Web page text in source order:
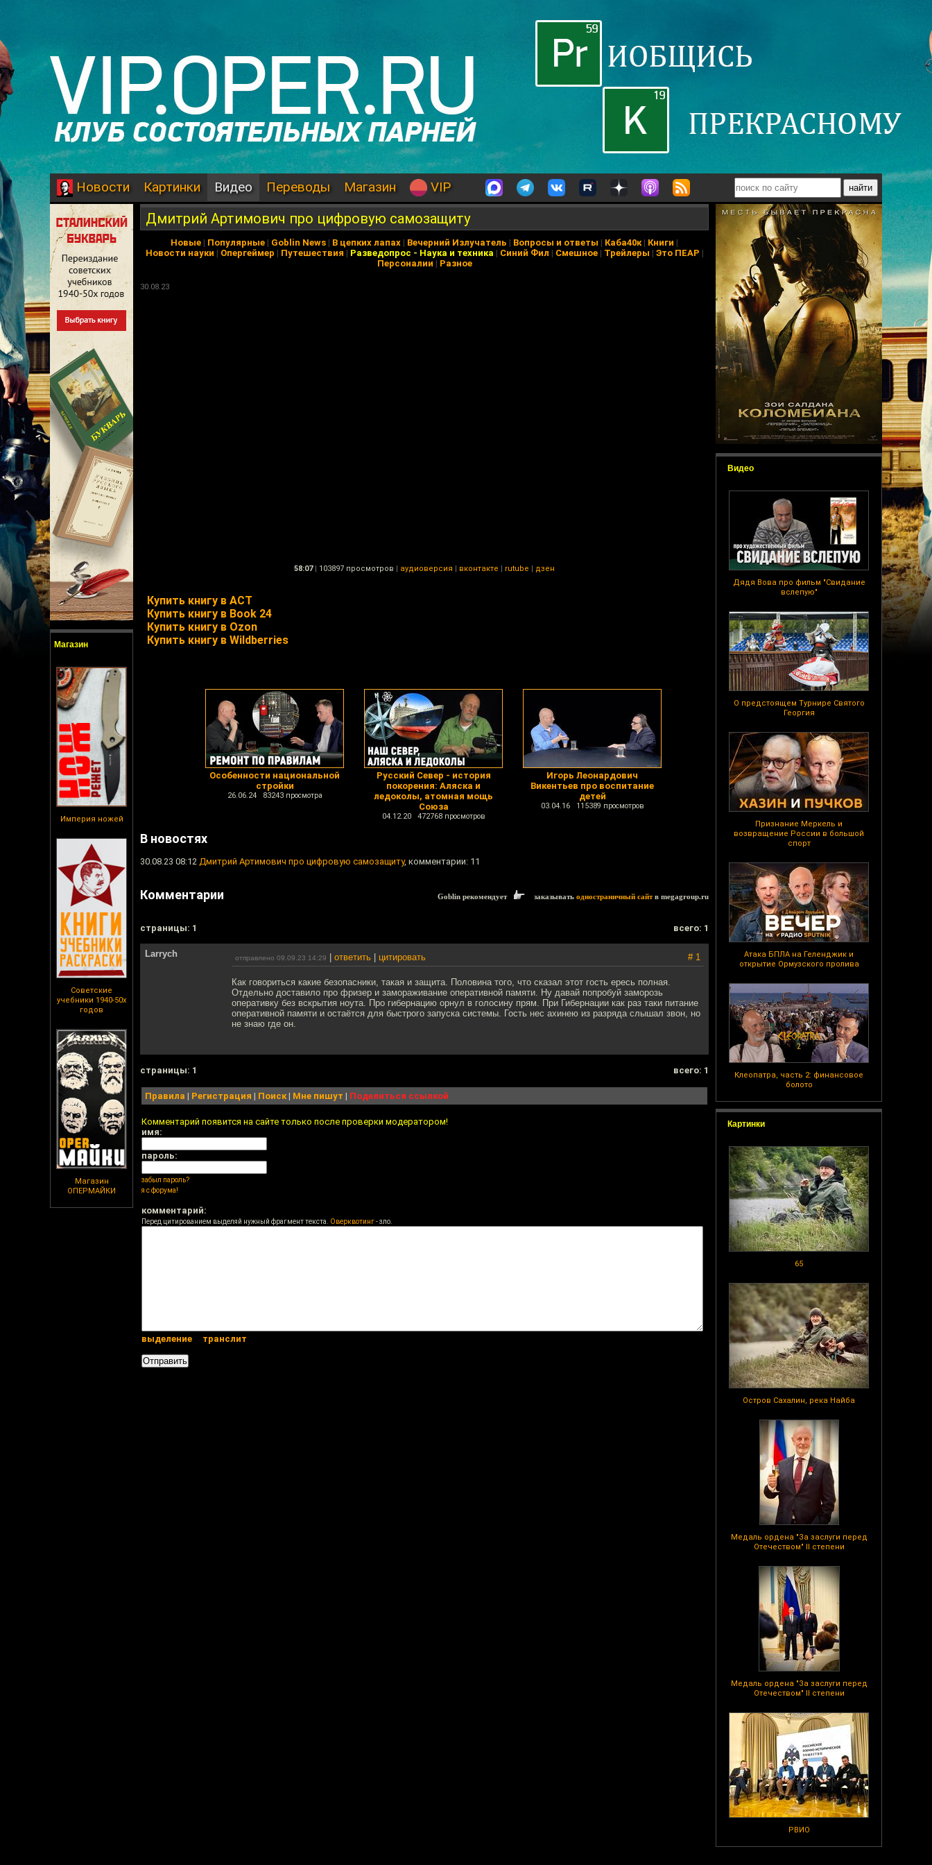
Новости Картинки Видео Переводы Магазин VIP
Магазин
Империя ножей
Советские
учебники 1940-50х
годов
Магазин
ОПЕРМАЙКИ
Видео
Дядя Вова про фильм "Свидание
вслепую"
О предстоящем Турнире Святого
Георгия
Признание Меркель и
возвращение России в большой
спорт
Атака БПЛА на Геленджик и
открытие Ормузского пролива
Клеопатра, часть 2: финансовое
болото
Картинки
65
Остров Сахалин, река Найба
Медаль ордена "За заслуги перед
Отечеством" II степени
Медаль ордена "За заслуги перед
Отечеством" II степени
РВИО
Дмитрий Артимович про цифровую самозащиту
Новые | Популярные | Goblin News | В цепких лапах | Вечерний Излучатель | Вопросы и ответы | Каба40к| Книги |
Новости науки | Опергеймер | Путешествия | Разведопрос - Наука и техника | Синий Фил | Смешное| Трейлеры | Это ПЕАР |
Персоналии | Разное
30.08.23
58:07 | 103897 просмотров | аудиоверсия | вконтакте | rutube | дзен
Купить книгу в АСТ
Купить книгу в Book 24
Купить книгу в Ozon
Купить книгу в Wildberries
Особенности национальной
стройки
26.06.24 83243 просмотра
Русский Cевер - история
покорения: Аляска и
ледоколы, атомная мощь
Союза
04.12.20 472768 просмотров
Игорь Леонардович
Викентьев про воспитание
детей
03.04.16 115389 просмотров
В новостях
30.08.23 08:12 Дмитрий Артимович про цифровую самозащиту, комментарии: 11
Комментарии Goblin рекомендует заказывать одностраничный сайтв megagroup.ru
cтраницы: 1 всего: 1
Larrych отправлено 09.09.23 14:29 ответить цитировать # 1
Как говориться какие безопасники, такая и защита. Половина того, что сказал этот гость ересь полная.
Отдельно доставило про фризер и замораживание оперативной памяти. Ну давай попробуй заморозь
оперативку без вскрытия ноута. Про гибернацию орнул в голосину прям. При Гибернации как раз таки питание
оперативной памяти и остаётся для быстрого запуска системы. Гость нес ахинею из разряда слышал звон, но
не знаю где он.
cтраницы: 1 всего: 1
Правила | Регистрация | Поиск| Мне пишут | Поделиться ссылкой
Комментарий появится на сайте только после проверки модератором!
имя:
пароль:
забыл пароль?
я с форума!
комментарий:
Перед цитированием выделяй нужный фрагмент текста. Оверквотинг- зло.
выделение транслит